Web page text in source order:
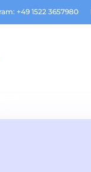
+49 1522 3657980